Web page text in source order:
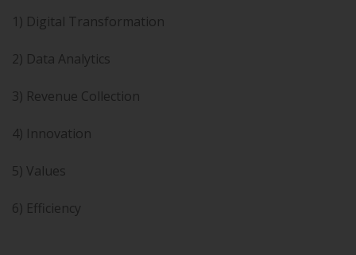
1) Digital Transformation
2) Data Analytics
3) Revenue Collection
4) Innovation
5) Values
6) Efficiency